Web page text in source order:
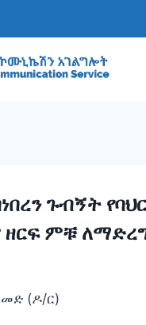
ጉብኝት
ምቹ
(ዶ/ር)